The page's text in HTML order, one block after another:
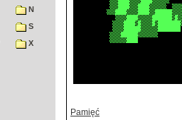
N
S
X
Pamięć